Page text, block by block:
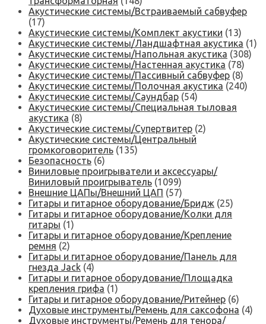
Акустические системы/Встраиваемый сабвуфер
(17)
Акустические системы/Комплект акустики (13)
Акустические системы/Ландшафтная акустика (1)
Акустические системы/Напольная акустика (308)
Акустические системы/Настенная акустика (78)
Акустические системы/Пассивный сабвуфер (8)
Акустические системы/Полочная акустика (240)
Акустические системы/Саундбар (54)
Акустические системы/Специальная тыловая
акустика (8)
Акустические системы/Супертвитер (2)
Акустические системы/Центральный
громкоговоритель (135)
Безопасность (6)
Виниловые проигрыватели и аксессуары/
Виниловый проигрыватель (1099)
Внешние ЦАПы/Внешний ЦАП (57)
Гитары и гитарное оборудование/Бридж (25)
Гитары и гитарное оборудование/Колки для
гитары (1)
Гитары и гитарное оборудование/Крепление
ремня (2)
Гитары и гитарное оборудование/Панель для
гнезда Jack (4)
Гитары и гитарное оборудование/Площадка
крепления грифа (1)
Гитары и гитарное оборудование/Ритейнер (6)
Духовые инструменты/Ремень для саксофона (4)
Духовые инструменты/Ремень для тенора/